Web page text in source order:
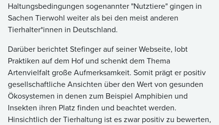
Haltungsbedingungen sogenannter "Nutztiere" gingen in
Sachen Tierwohl weiter als bei den meist anderen
Tierhalter*innen in Deutschland.
Darüber berichtet Stefinger auf seiner Webseite, lobt
Praktiken auf dem Hof und schenkt dem Thema
Artenvielfalt große Aufmerksamkeit. Somit prägt er positiv
gesellschaftliche Ansichten über den Wert von gesunden
Ökosystemen in denen zum Beispiel Amphibien und
Insekten ihren Platz finden und beachtet werden.
Hinsichtlich der Tierhaltung ist es zwar positiv zu bewerten,